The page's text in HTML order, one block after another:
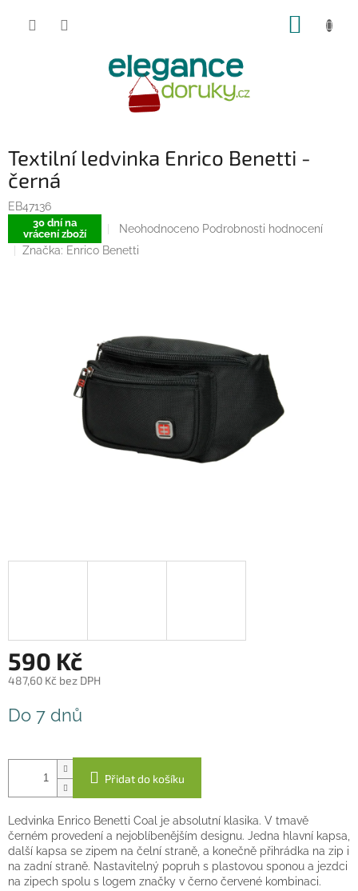
Textilní ledvinka Enrico Benetti -
černá
EB47136
30 dní na
vrácení zboží
Průměrné
hodnocení
produktu
hvězdiček.
Neohodnoceno Podrobnosti hodnocení
Značka: Enrico Benetti
590 Kč
487,60 Kč bez DPH
cena:
Do 7 dnů
Přidat do košíku
Ledvinka Enrico Benetti Coal je absolutní klasika. V tmavě
černém provedení a nejoblíbenějším designu. Jedna hlavní kapsa,
další kapsa se zipem na čelní straně, a konečně přihrádka na zip i
na zadní straně. Nastavitelný popruh s plastovou sponou a jezdci
na zipech spolu s logem značky v černo červené kombinaci.